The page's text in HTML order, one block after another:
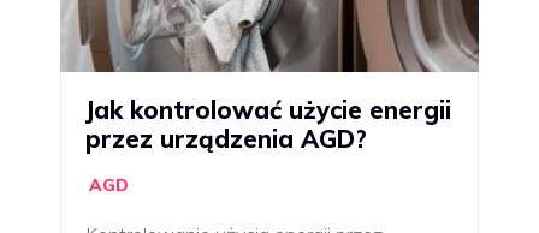
Jak kontrolować użycie energii
przez urządzenia AGD?
AGD